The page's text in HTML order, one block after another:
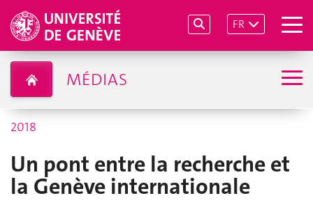
FR
MÉDIAS
2018
Un pont entre la recherche et
la Genève internationale